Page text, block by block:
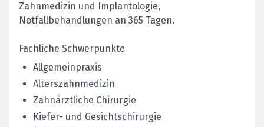
Zahnmedizin und Implantologie,
Notfallbehandlungen an 365 Tagen.
Fachliche Schwerpunkte
Allgemeinpraxis
Alterszahnmedizin
Zahnärztliche Chirurgie
Kiefer- und Gesichtschirurgie